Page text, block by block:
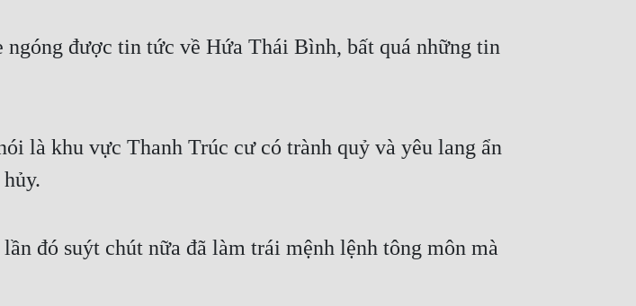
được tin tức về Hứa Thái Bình, bất quá những tin
là khu vực Thanh Trúc cư có trành quỷ và yêu lang ẩn
đó suýt chút nữa đã làm trái mệnh lệnh tông môn mà